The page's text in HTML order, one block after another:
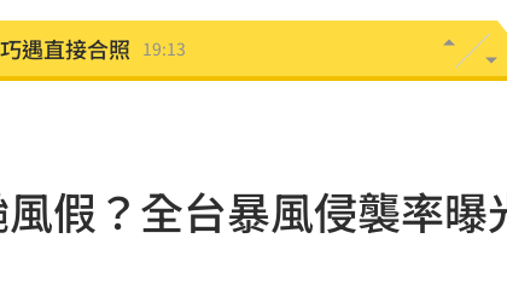
遇直接合照 19:13
重傷
豪取8連勝 18:51
名將摘雙金
風假？全台暴風侵襲率